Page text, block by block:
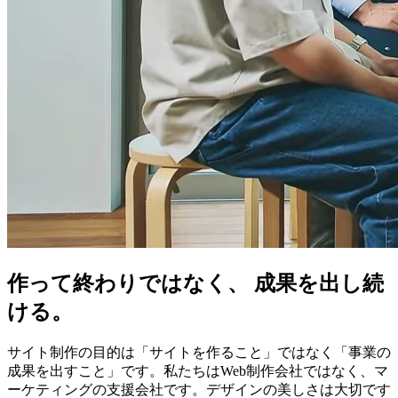
作って終わりではなく、 成果を出し続
ける。
サイト制作の目的は「サイトを作ること」ではなく「事業の
成果を出すこと」です。私たちはWeb制作会社ではなく、マ
ーケティングの支援会社です。デザインの美しさは大切です